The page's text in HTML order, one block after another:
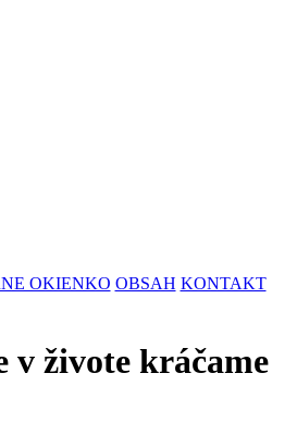
OKIENKO OBSAH KONTAKT
v živote kráčame